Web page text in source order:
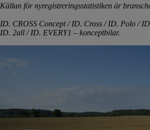
Källan för nyregistreringsstatistiken är
ID. CROSS Concept / ID. Cross / ID. Polo /
ID. 2all / ID. EVERY1 – konceptbilar.